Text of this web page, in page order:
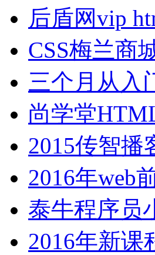
后盾网vip
CSS梅兰商
三个月从入
尚学堂
2015传智播
2016年web
泰牛程序员
2016年新课